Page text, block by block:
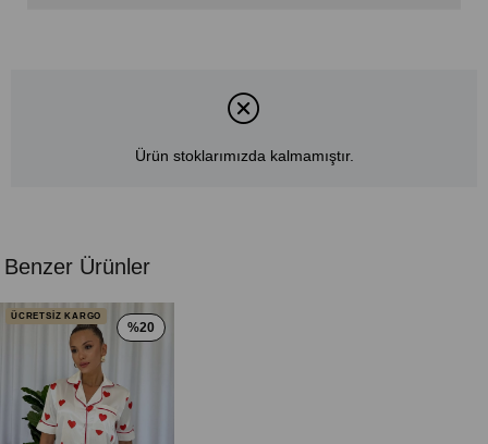
Ürün stoklarımızda kalmamıştır.
Benzer Ürünler
ÜCRETSİZ KARGO
%20